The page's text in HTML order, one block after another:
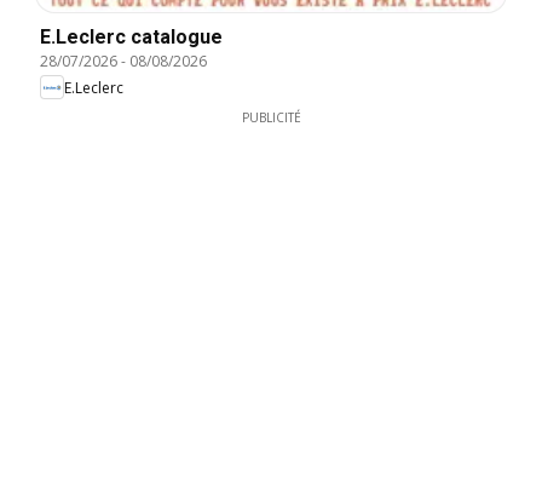
E.Leclerc catalogue
28/07/2026- 08/08/2026
E.Leclerc
PUBLICITÉ